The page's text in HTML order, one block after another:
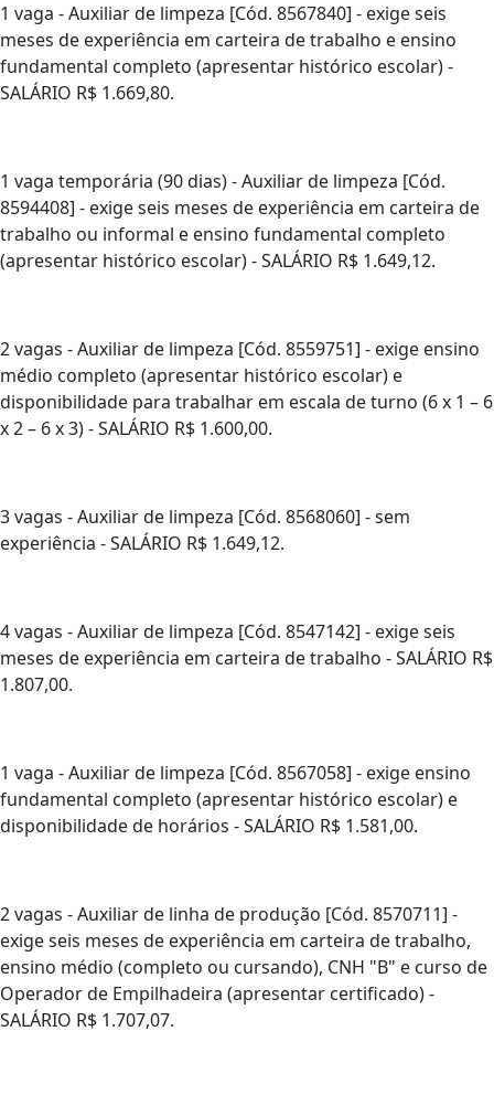
1 vaga - Auxiliar de limpeza [Cód. 8567840] - exige seis
meses de experiência em carteira de trabalho e ensino
fundamental completo (apresentar histórico escolar) -
SALÁRIO R$ 1.669,80.
1 vaga temporária (90 dias) - Auxiliar de limpeza [Cód.
8594408] - exige seis meses de experiência em carteira de
trabalho ou informal e ensino fundamental completo
(apresentar histórico escolar) - SALÁRIO R$ 1.649,12.
2 vagas - Auxiliar de limpeza [Cód. 8559751] - exige ensino
médio completo (apresentar histórico escolar) e
disponibilidade para trabalhar em escala de turno (6 x 1 – 6
x 2 – 6 x 3) - SALÁRIO R$ 1.600,00.
3 vagas - Auxiliar de limpeza [Cód. 8568060] - sem
experiência - SALÁRIO R$ 1.649,12.
4 vagas - Auxiliar de limpeza [Cód. 8547142] - exige seis
meses de experiência em carteira de trabalho - SALÁRIO R$
1.807,00.
1 vaga - Auxiliar de limpeza [Cód. 8567058] - exige ensino
fundamental completo (apresentar histórico escolar) e
disponibilidade de horários - SALÁRIO R$ 1.581,00.
2 vagas - Auxiliar de linha de produção [Cód. 8570711] -
exige seis meses de experiência em carteira de trabalho,
ensino médio (completo ou cursando), CNH "B" e curso de
Operador de Empilhadeira (apresentar certificado) -
SALÁRIO R$ 1.707,07.